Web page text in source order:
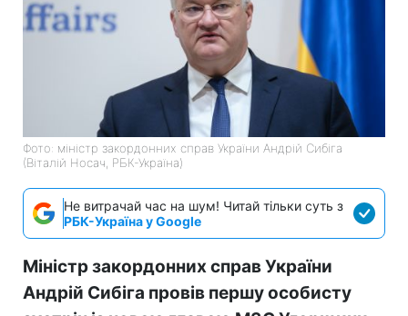
Фото: міністр закордонних справ України Андрій Сибіга
(Віталій Носач, РБК-Україна)
Не витрачай час на шум! Читай тільки суть з
РБК-Україна у Google
Міністр закордонних справ України
Андрій Сибіга провів першу особисту